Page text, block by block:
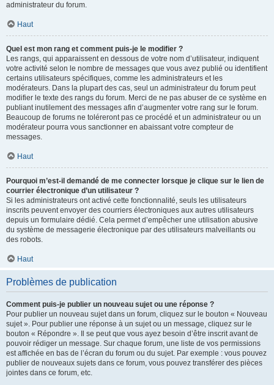
administrateur du forum.
Haut
Quel est mon rang et comment puis-je le modifier ?
Les rangs, qui apparaissent en dessous de votre nom d’utilisateur, indiquent
votre activité selon le nombre de messages que vous avez publié ou identifient
certains utilisateurs spécifiques, comme les administrateurs et les
modérateurs. Dans la plupart des cas, seul un administrateur du forum peut
modifier le texte des rangs du forum. Merci de ne pas abuser de ce système en
publiant inutilement des messages afin d’augmenter votre rang sur le forum.
Beaucoup de forums ne toléreront pas ce procédé et un administrateur ou un
modérateur pourra vous sanctionner en abaissant votre compteur de
messages.
Haut
Pourquoi m’est-il demandé de me connecter lorsque je clique sur le lien de
courrier électronique d’un utilisateur ?
Si les administrateurs ont activé cette fonctionnalité, seuls les utilisateurs
inscrits peuvent envoyer des courriers électroniques aux autres utilisateurs
depuis un formulaire dédié. Cela permet d’empêcher une utilisation abusive
du système de messagerie électronique par des utilisateurs malveillants ou
des robots.
Haut
Problèmes de publication
Comment puis-je publier un nouveau sujet ou une réponse ?
Pour publier un nouveau sujet dans un forum, cliquez sur le bouton « Nouveau
sujet ». Pour publier une réponse à un sujet ou un message, cliquez sur le
bouton « Répondre ». Il se peut que vous ayez besoin d’être inscrit avant de
pouvoir rédiger un message. Sur chaque forum, une liste de vos permissions
est affichée en bas de l’écran du forum ou du sujet. Par exemple : vous pouvez
publier de nouveaux sujets dans ce forum, vous pouvez transférer des pièces
jointes dans ce forum, etc.